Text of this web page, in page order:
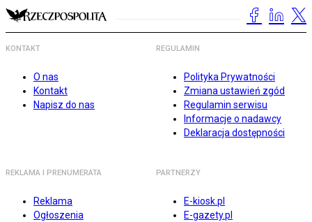
KONTAKT
O nas
Kontakt
Napisz do nas
REGULAMIN
Polityka Prywatności
Zmiana ustawień zgód
Regulamin serwisu
Informacje o nadawcy
Deklaracja dostępności
REKLAMA I PRENUMERATA
Reklama
Ogłoszenia
PARTNERZY
E-kiosk.pl
E-gazety.pl